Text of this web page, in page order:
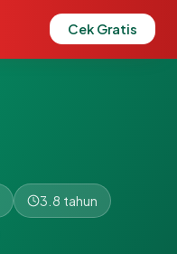
Cek Gratis
3.8 tahun